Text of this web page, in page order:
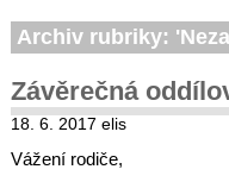
Archiv rubriky:
Závěrečná
18. 6. 2017 elis
Vážení rodiče,